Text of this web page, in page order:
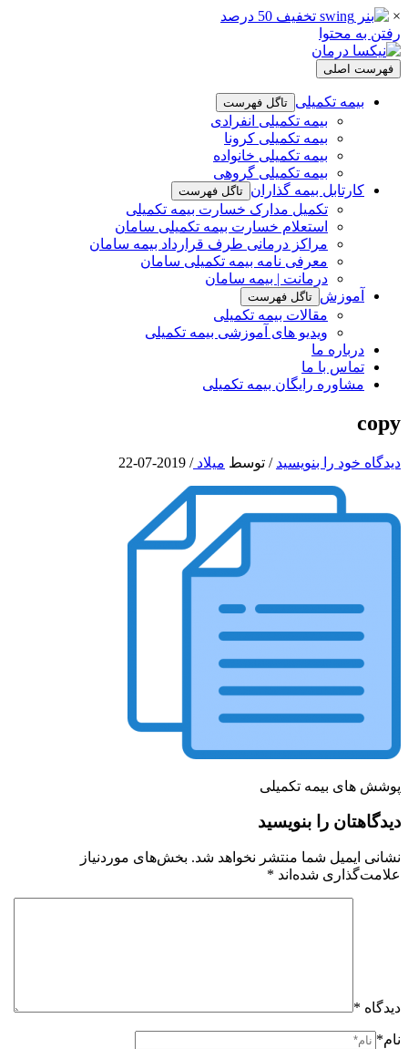
×
رفتن به محتوا
فهرست اصلی
بیمه تکمیلی تاگل فهرست
بیمه تکمیلی انفرادی
بیمه تکمیلی کرونا
بیمه تکمیلی خانواده
بیمه تکمیلی گروهی
کارتابل بیمه گذاران تاگل فهرست
تکمیل مدارک خسارت بیمه تکمیلی
استعلام خسارت بیمه تکمیلی سامان
مراکز درمانی طرف قرارداد بیمه سامان
معرفی نامه بیمه تکمیلی سامان
درمانت | بیمه سامان
آموزش تاگل فهرست
مقالات بیمه تکمیلی
ویدیو های آموزشی بیمه تکمیلی
درباره ما
تماس با ما
مشاوره رایگان بیمه تکمیلی
copy
دیدگاه‌ خود را بنویسید / توسط میلاد/
2019-07-22
پوشش های بیمه تکمیلی
دیدگاهتان را بنویسید
نشانی ایمیل شما منتشر نخواهد شد. بخش‌های موردنیاز
علامت‌گذاری شده‌اند *
دیدگاه *
نام*